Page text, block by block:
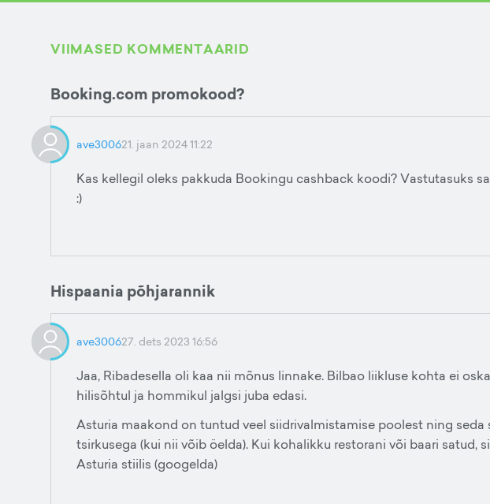
VIIMASED KOMMENTAARID
Booking.com promokood?
ave300621. jaan 2024 11:22
Kas kellegil oleks pakkuda Bookingu cashback koodi? Vastutasuks
:)
Hispaania põhjarannik
ave300627. dets 2023 16:56
Jaa, Ribadesella oli kaa nii mõnus linnake. Bilbao liikluse kohta ei
hilisõhtul ja hommikul jalgsi juba edasi.
Asturia maakond on tuntud veel siidrivalmistamise poolest ning seda
tsirkusega (kui nii võib öelda). Kui kohalikku restorani või baari satud,
Asturia stiilis (googelda)